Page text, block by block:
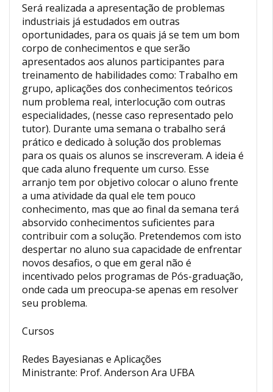
Será realizada a apresentação de problemas
industriais já estudados em outras
oportunidades, para os quais já se tem um bom
corpo de conhecimentos e que serão
apresentados aos alunos participantes para
treinamento de habilidades como: Trabalho em
grupo, aplicações dos conhecimentos teóricos
num problema real, interlocução com outras
especialidades, (nesse caso representado pelo
tutor). Durante uma semana o trabalho será
prático e dedicado à solução dos problemas
para os quais os alunos se inscreveram. A ideia é
que cada aluno frequente um curso. Esse
arranjo tem por objetivo colocar o aluno frente
a uma atividade da qual ele tem pouco
conhecimento, mas que ao final da semana terá
absorvido conhecimentos suficientes para
contribuir com a solução. Pretendemos com isto
despertar no aluno sua capacidade de enfrentar
novos desafios, o que em geral não é
incentivado pelos programas de Pós-graduação,
onde cada um preocupa-se apenas em resolver
seu problema.
Cursos
Redes Bayesianas e Aplicações
Ministrante: Prof. Anderson Ara UFBA